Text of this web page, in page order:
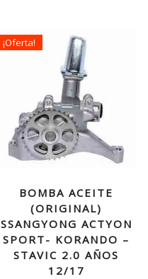
¡Oferta!
BOMBA ACEITE
(ORIGINAL)
SSANGYONG ACTYON
SPORT- KORANDO –
STAVIC 2.0 AÑOS
12/17